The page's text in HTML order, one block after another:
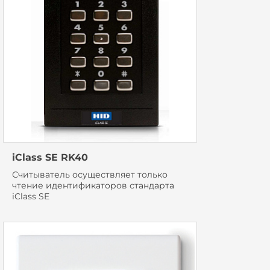
iClass SE RK40
Считыватель осуществляет только
чтение идентификаторов стандарта
iClass SE